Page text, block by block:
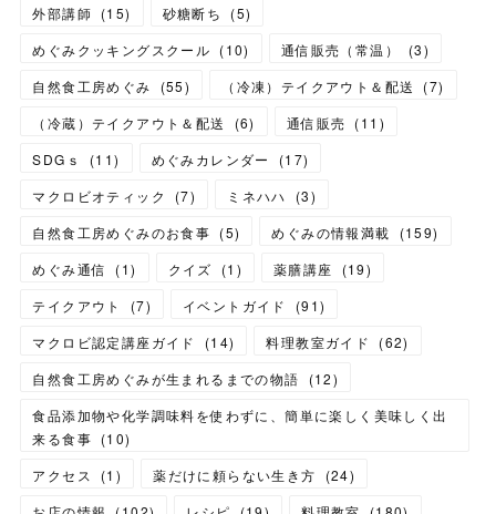
外部講師 (15) 砂糖断ち (5)
めぐみクッキングスクール (10) 通信販売（常温） (3)
自然食工房めぐみ
(55) （冷凍）テイクアウト＆配送 (7)
（冷蔵）テイクアウト＆配送
(6) 通信販売 (11 )
SDGｓ
(11) めぐみカレンダー (17)
マクロビオティック
(7) ミネハハ (3)
自然食工房めぐみのお食事 (5) めぐみの情報満載 (159)
めぐみ通信
(1) クイズ (1 ) 薬膳講座 (19)
テイクアウト
(7) イベントガイド (91)
マクロビ認定講座ガイド
(14) 料理教室ガイド (62)
自然食工房めぐみが生まれるまでの物語
(12)
食品添加物や化学調味料を使わずに、簡単に楽しく美味しく出
来る食事 (10)
アクセス
(1 ) 薬だけに頼らない生き方 (24)